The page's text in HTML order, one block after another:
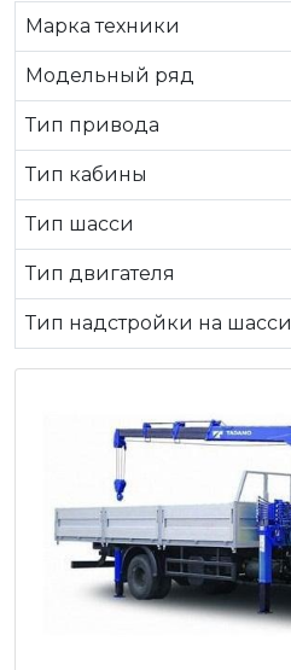
Марка техники
Модельный ряд
Тип привода
Тип кабины
Тип шасси
Тип двигателя
Тип надстройки на шасси